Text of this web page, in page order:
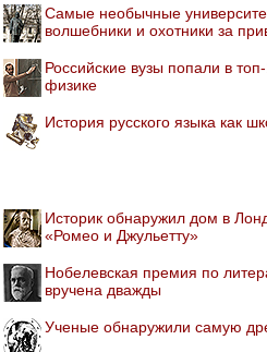
Самые необычные
волшебники и охотники за
Российские вузы попали в
физике
История русского языка как
Историк обнаружил дом в
«Ромео и Джульетту»
Нобелевская премия по
вручена дважды
Ученые обнаружили самую